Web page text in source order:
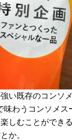
い既存のコンソ
味わうコンソメス
しむことができ
か。